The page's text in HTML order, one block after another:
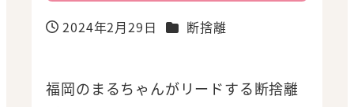
投稿日
2024年2月29日 カテゴリー
断捨離
福岡のまるちゃんがリードする断捨離